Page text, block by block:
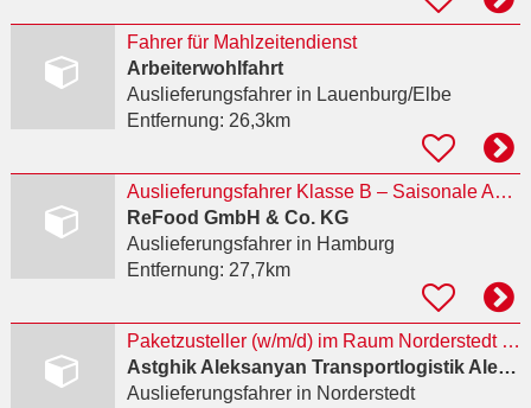
Fahrer für Mahlzeitendienst
Arbeiterwohlfahrt
Auslieferungsfahrerin Lauenburg/Elbe
Entfernung: 26,3km
Auslieferungsfahrer Klasse B – Saisonale Aushilfe (m/w/d)
ReFood GmbH & Co. KG
Auslieferungsfahrerin Hamburg
Entfernung: 27,7km
Paketzusteller (w/m/d) im Raum Norderstedt gesucht
Astghik Aleksanyan Transportlogistik Alex Transporte
Auslieferungsfahrerin Norderstedt